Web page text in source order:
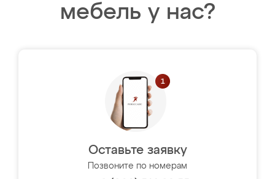
мебель у нас?
Оставьте заявку
Позвоните по номерам